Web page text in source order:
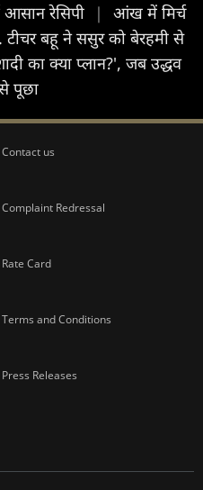
रेसिपी
|
आंख में मिर्च
टीचर बहू ने ससुर को बेरहमी से
का क्या प्लान?', जब उद्धव
पूछा
Contact us
Complaint Redressal
Rate Card
Terms and Conditions
Press Releases